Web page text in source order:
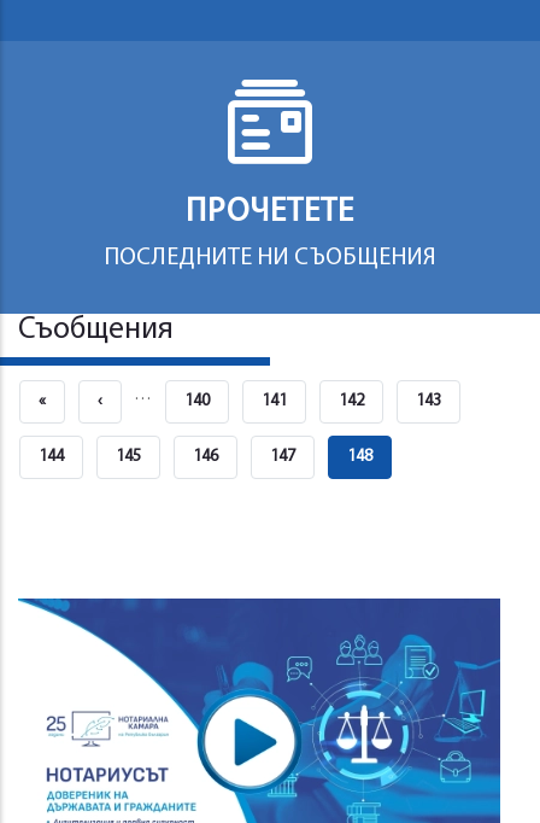
ПРОЧЕТЕТЕ
ПОСЛЕДНИТЕ НИ СЪОБЩЕНИЯ
Съобщения
Pagination
First
Page
« Previous
Page
‹ … Страница
140 Страница
141 Страница
142 Страница
143
Страница
144 Страница
145 Страница
146 Страница
147 Current
148